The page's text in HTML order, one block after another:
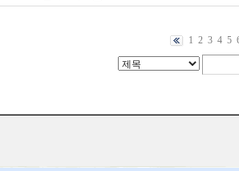
1 2 3 4 5